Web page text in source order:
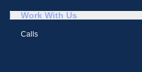
Work With Us
Calls